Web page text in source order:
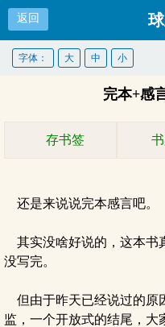
返回
字体： 大 中 小
完本+感
存书签
还是来说说完本感言吧。
其实没啥好说的，这本书
没写完。
但由于昨天已经说过的原
监，一个开放式的结尾，大